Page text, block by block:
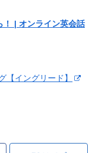
！ | オンライン英会話
【イングリード】